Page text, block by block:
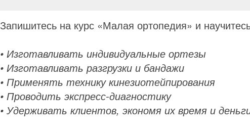
Запишитесь на курс «Малая ортопедия» и
• Изготавливать индивидуальные ортезы
• Изготавливать разгрузки и бандажи
• Применять технику кинезиотейпирования
• Проводить экспресс-диагностику
• Удерживать клиентов, экономя их время и